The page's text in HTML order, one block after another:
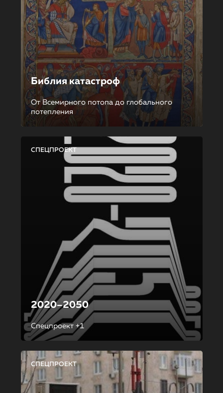
Библия катастроф
От Всемирного потопа до глобального
потепления
СПЕЦПРОЕКТ
2020–2050
Спецпроект +1
СПЕЦПРОЕКТ